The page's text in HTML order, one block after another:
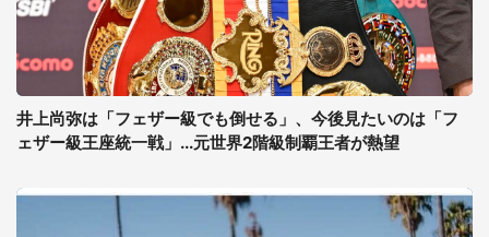
井上尚弥は「フェザー級でも倒せる」、今後見たいのは「フ
ェザー級王座統一戦」...元世界2階級制覇王者が熱望